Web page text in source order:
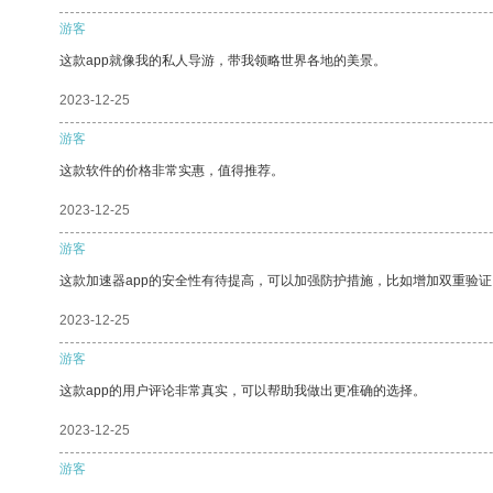
游客
这款app就像我的私人导游，带我领略世界各地的美景。
2023-12-25
游客
这款软件的价格非常实惠，值得推荐。
2023-12-25
游客
这款加速器app的安全性有待提高，可以加强防护措施，比如增加双重验
2023-12-25
游客
这款app的用户评论非常真实，可以帮助我做出更准确的选择。
2023-12-25
游客